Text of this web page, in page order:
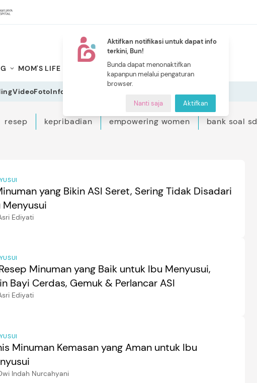
Aktifkan notifikasi untuk dapat info
terkini, Bun!
Bunda dapat menonaktifkan
kapanpun melalui pengaturan
browser.
Nanti saja Aktifkan
MOM'S LIFE PILIHAN BUNDA
NEW
CERITA BUNDA
VideoFotoInfografis
resep kepribadian empowering women bank soal sd
yang Bikin ASI Seret, Sering Tidak Disadari
Menyusui
Ediyati
Minuman yang Baik untuk Ibu Menyusui,
Bayi Cerdas, Gemuk & Perlancar ASI
Ediyati
Minuman Kemasan yang Aman untuk Ibu
Indah Nurcahyani